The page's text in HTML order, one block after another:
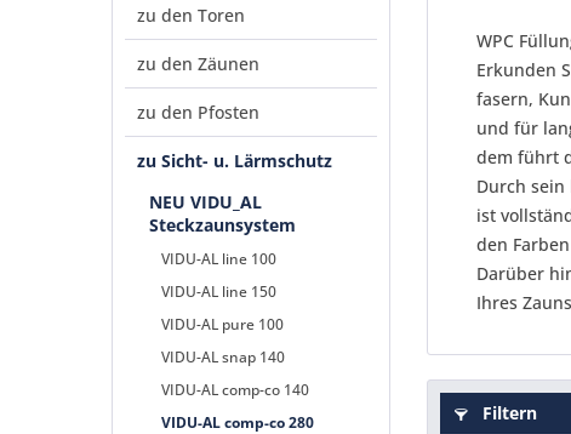
zu den Toren
zu den Zäunen
zu den Pfosten
zu Sicht- u. Lärmschutz
NEU VIDU_AL
Steckzaunsystem
VIDU-AL line 100
VIDU-AL line 150
VIDU-AL pure 100
VIDU-AL snap 140
VIDU-AL comp-co 140
VIDU-AL comp-co 280
WPC
Erkunden
fasern,
und für
dem führt
Durch
ist
den
Darüber
Ihres
Filtern